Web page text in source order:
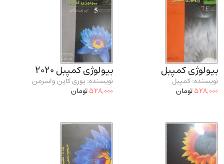
بیولوژی کمپبل
نویسنده: کمپبل
528,000تومان
بیولوژی کمپبل 2020
نویسنده: یوری کاین واسرمن
528,000تومان